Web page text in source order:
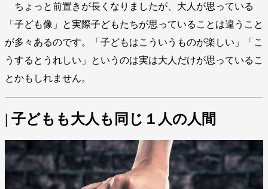
ちょっと前置きが長くなりましたが、大人が思っている
「子ども像」と実際子どもたちが思っていることは違うこと
が多々あるのです。「子どもはこういうものが楽しい」「こ
うするとうれしい」というのは実は大人だけが思っているこ
とかもしれません。
| 子どもも大人も同じ１人の人間